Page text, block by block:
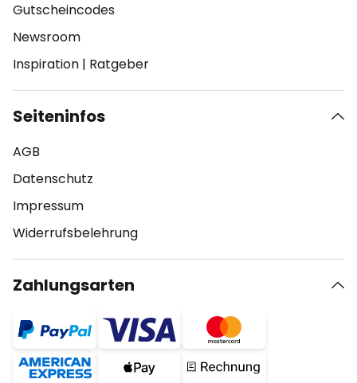
Gutscheincodes
Newsroom
Inspiration | Ratgeber
Seiteninfos
AGB
Datenschutz
Impressum
Widerrufsbelehrung
Zahlungsarten